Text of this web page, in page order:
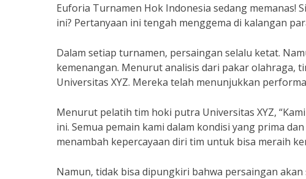
Euforia Turnamen Hok Indonesia sedang memanas!
ini? Pertanyaan ini tengah menggema di kalangan
Dalam setiap turnamen, persaingan selalu ketat.
kemenangan. Menurut analisis dari pakar
Universitas XYZ. Mereka telah menunjukkan
Menurut pelatih tim hoki putra Universitas XYZ,
ini. Semua pemain kami dalam kondisi yang prima
menambah kepercayaan diri tim untuk bisa meraih
Namun, tidak bisa dipungkiri bahwa persaingan